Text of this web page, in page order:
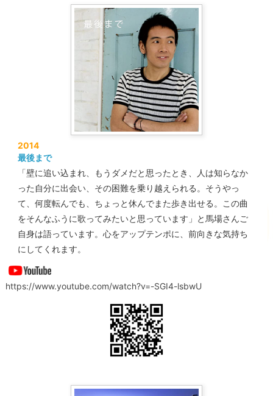
2014
最後まで
「壁に追い込まれ、もうダメだと思ったとき、人は知らなか
った自分に出会い、その困難を乗り越えられる。そうやっ
て、何度転んでも、ちょっと休んでまた歩き出せる。この曲
をそんなふうに歌ってみたいと思っています」と馬場さんご
自身は語っています。心をアップテンポに、前向きな気持ち
にしてくれます。
https://www.youtube.com/watch?v=-SGI4-lsbwU